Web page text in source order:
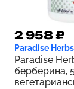
2 958 ₽
Paradise Herbs
Paradise
берберина,